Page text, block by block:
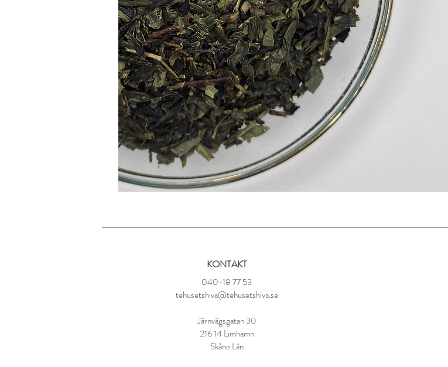
KONTAKT
040-18 77 53
tehusetshiva@tehusetshiva.se
Järnvägsgatan 30
216 14 Limhamn
Skåne Län